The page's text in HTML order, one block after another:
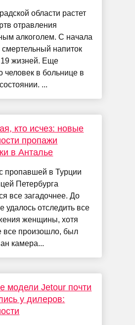
области растет
отравления
алкоголем. С начала
смертельный напиток
жизней. Еще
человек в больнице в
...
кто исчез: новые
пропажи
в Анталье
пропавшей в Турции
Петербурга
все загадочнее. До
удалось отследить все
женщины, хотя
все произошло, был
камера...
модели Jetour почти
у дилеров: